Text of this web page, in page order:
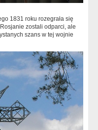
1831 roku rozegrała się
zostali odparci, ale
szans w tej wojnie